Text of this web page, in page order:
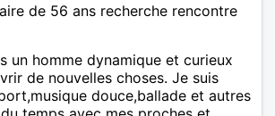
de 56 ans recherche rencontre
un homme dynamique et curieux
de nouvelles choses. Je suis
douce,ballade et autres